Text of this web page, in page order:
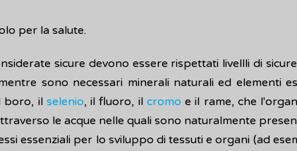
per la salute.
sicure devono essere rispettati livellli di
sono necessari minerali naturali ed elementi
boro, il selenio, il fluoro, il cromo e il rame, che
le acque nelle quali sono naturalmente
essenziali per lo sviluppo di tessuti e organi (ad